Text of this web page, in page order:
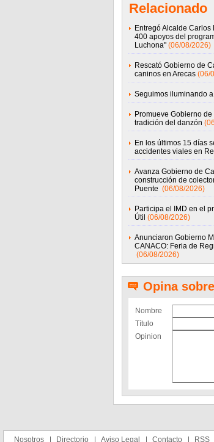
Relacionado
Entregó Alcalde Carlos
400 apoyos del
Luchona" (06/08/2026)
Rescató Gobierno de
caninos en Arecas (06/
Seguimos iluminando
Promueve Gobierno
tradición del danzón
En los últimos 15 días
accidentes viales en
Avanza Gobierno de
construcción de
Puente (06/08/2026)
Participa el IMD en el
Útil (06/08/2026)
Anunciaron Gobierno
CANACO: Feria de
(06/08/2026)
Opina
Nombre
Título
Opinion
Nosotros Directorio Aviso Legal Contacto RSS